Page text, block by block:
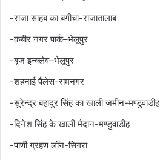
-राजा साहब का बगीचा-राजातालाब
-कबीर नगर पार्क–भेलूपुर
-बृज इन्क्लेव–भेलूपुर
-शहनाई पैलेस-रामनगर
-सुरेन्द्र बहादुर सिंह का खाली जमीन-मण्डुवाडीह
-दिनेश सिंह के खाली मैदान-मण्डुवाडीह
-पाणी ग्रहण लॉन-सिगरा